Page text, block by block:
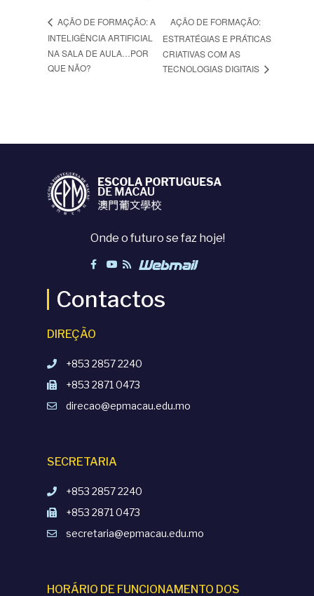
AÇÃO DE FORMAÇÃO: A
INTELIGÊNCIA ARTIFICIAL
NA SALA DE AULA…POR
QUE NÃO?
AÇÃO DE FORMAÇÃO:
ESTRATÉGIAS E PRÁTICAS
CRIATIVAS COM AS
TECNOLOGIAS DIGITAIS
Onde o futuro se faz hoje!
Contactos
DIREÇÃO
+853 2857 2240
+853 2871 0473
direcao@epmacau.edu.mo
SECRETARIA
+853 2857 2240
+853 2871 0473
secretaria@epmacau.edu.mo
HORÁRIO DE FUNCIONAMENTO DOS